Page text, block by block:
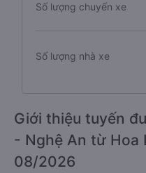
Số lượng chuyến xe
Số lượng nhà xe
Giới thiệu tuyến
- Nghệ An từ Hoa
08/2026